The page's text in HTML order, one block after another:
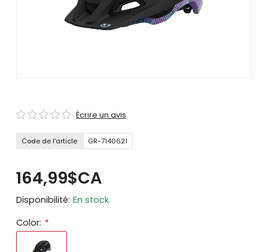
toucher
Écrire un avis
Code de l'article GR-7140621
164,99$CA
Disponibilité: En stock
Color: *